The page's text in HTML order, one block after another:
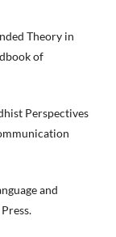
Theory in
of
Perspectives
and